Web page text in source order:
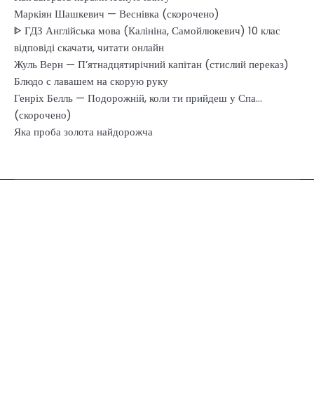
Маркіян Шашкевич — Веснівка (скорочено)
ᐈ ГДЗ Англійська мова (Калініна, Самойлюкевич) 10 клас
відповіді скачати, читати онлайн
Жуль Верн — П’ятнадцятирічний капітан (стислий переказ)
Блюдо с лавашем на скорую руку
Генріх Белль — Подорожній, коли ти прийдеш у Спа…
(скорочено)
Яка проба золота найдорожча